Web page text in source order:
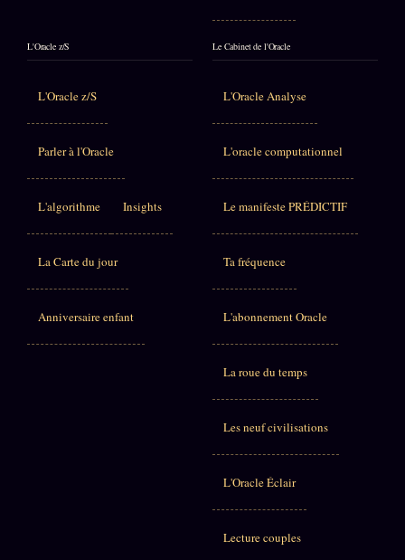
L'Oracle z/S
L'Oracle z/S
Parler à l'Oracle
L'algorithme Insights
La Carte du jour
Anniversaire enfant
Le Cabinet de l'Oracle
L'Oracle Analyse
L'oracle computationnel
Le manifeste PRÉDICTIF
Ta fréquence
L'abonnement Oracle
La roue du temps
Les neuf civilisations
L'Oracle Éclair
Lecture couples